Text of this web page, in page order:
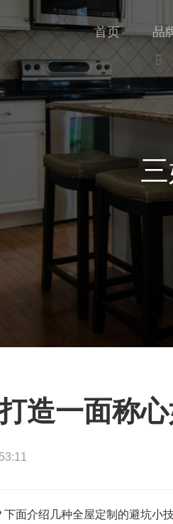
首页 品
造一面称
面介绍几种全屋定制的避坑小技